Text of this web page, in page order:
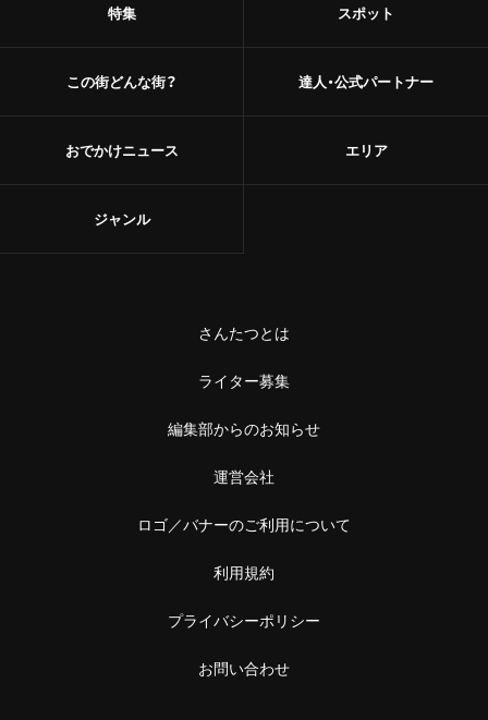
特集
この街どんな街？
おでかけニュース
スポット
達人・公式パートナー
エリア
ジャンル
さんたつとは
ライター募集
編集部からのお知らせ
運営会社
ロゴ／バナーのご利用について
利用規約
プライバシーポリシー
お問い合わせ